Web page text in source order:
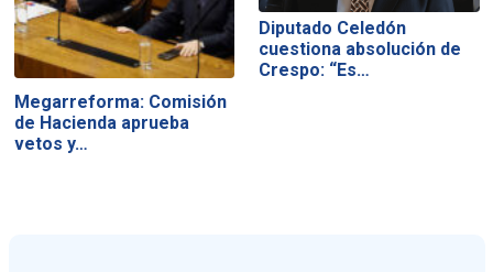
Megarreforma: Comisión
de Hacienda aprueba
vetos y…
Diputado Celedón
cuestiona absolución de
Crespo: “Es…